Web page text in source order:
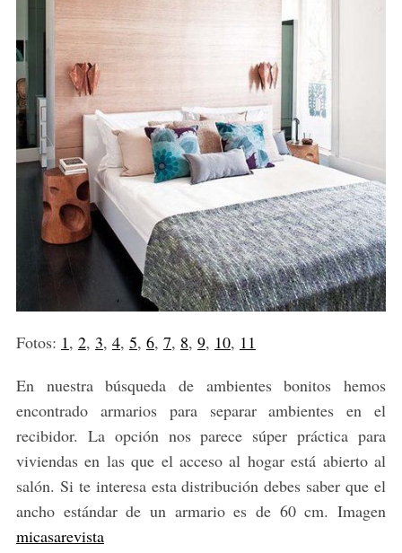
Fotos: 1, 2, 3, 4, 5, 6, 7, 8, 9, 10, 11
En nuestra búsqueda de ambientes bonitos hemos
encontrado armarios para separar ambientes en el
recibidor. La opción nos parece súper práctica para
viviendas en las que el acceso al hogar está abierto al
salón. Si te interesa esta distribución debes saber que el
ancho estándar de un armario es de 60 cm. Imagen
micasarevista